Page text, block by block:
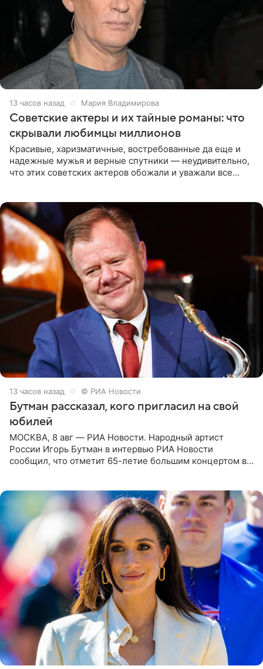
13 часов назад Мария Владимирова
Советские актеры и их тайные романы: что
скрывали любимцы миллионов
Красивые, харизматичные, востребованные да еще и
надежные мужья и верные спутники — неудивительно,
что этих советских актеров обожали и уважали все
13 часов назад © РИА Новости
Бутман рассказал, кого пригласил на свой
юбилей
МОСКВА, 8 авг — РИА Новости. Народный артист
России Игорь Бутман в интервью РИА Новости
сообщил, что отметит 65-летие большим концертом в